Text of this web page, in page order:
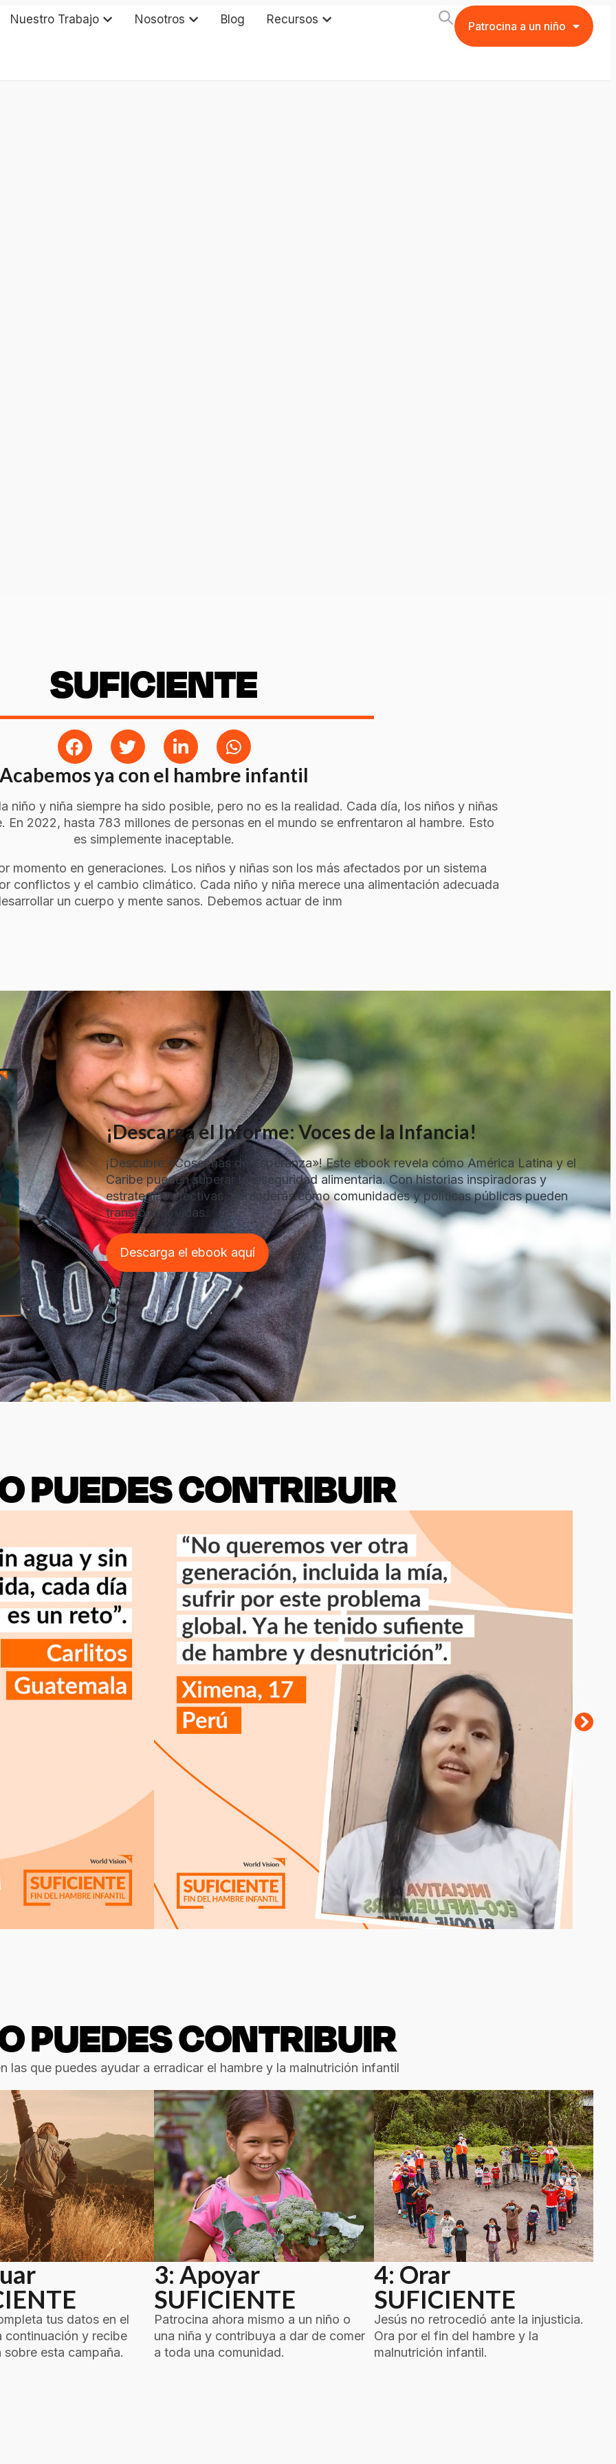
Nuestro Trabajo Nosotros Blog Recursos Patrocina a un niño
SUFICIENTE
Acabemos ya con el hambre infantil
niño y niña siempre ha sido posible, pero no es la realidad. Cada día, los niños y niñas
En 2022, hasta 783 millones de personas en el mundo se enfrentaron al hambre. Esto
es simplemente inaceptable.
momento en generaciones. Los niños y niñas son los más afectados por un sistema
conflictos y el cambio climático. Cada niño y niña merece una alimentación adecuada
un cuerpo y mente sanos. Debemos actuar de inm
¡Descarga el Informe: Voces de la Infancia!
¡Descubre «Cosechas de Esperanza»! Este ebook revela cómo América Latina y el
Caribe pueden superar la inseguridad alimentaria. Con historias inspiradoras y
estrategias efectivas, aprenderás cómo comunidades y políticas públicas pueden
transformar vidas.
Descarga el ebook aquí
PUEDES CONTRIBUIR
PUEDES CONTRIBUIR
las que puedes ayudar a erradicar el hambre y la malnutrición infantil
tus datos en el
continuación y recibe
esta campaña.
3: Apoyar
SUFICIENTE
Patrocina ahora mismo a un niño o
una niña y contribuya a dar de comer
a toda una comunidad.
4: Orar
SUFICIENTE
Jesús no retrocedió ante la injusticia.
Ora por el fin del hambre y la
malnutrición infantil.